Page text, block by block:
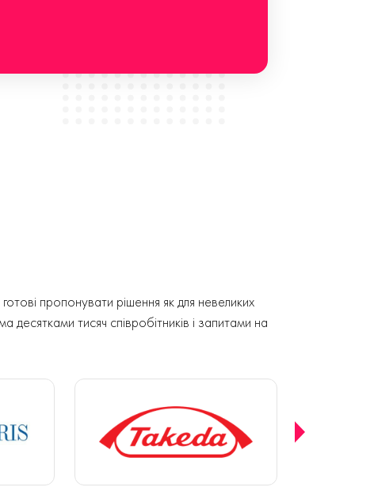
пропонувати рішення як для невеликих
десятками тисяч співробітників і запитами на